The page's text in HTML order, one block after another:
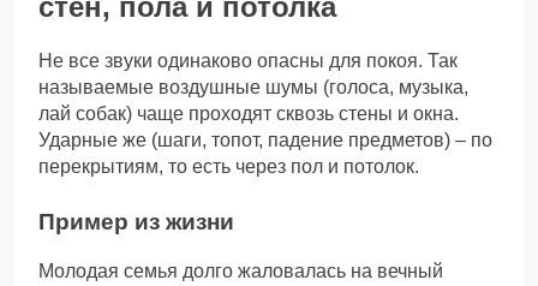
стен, пола и потолка
Не все звуки одинаково опасны для покоя. Так
называемые воздушные шумы (голоса, музыка,
лай собак) чаще проходят сквозь стены и окна.
Ударные же (шаги, топот, падение предметов) – по
перекрытиям, то есть через пол и потолок.
Пример из жизни
Молодая семья долго жаловалась на вечный